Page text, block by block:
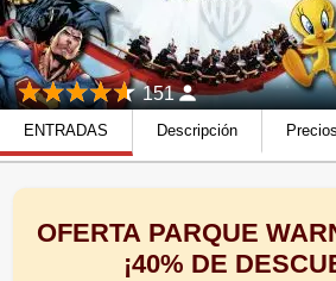
151
ENTRADAS Descripción
OFERTA PARQUE
¡40% DE